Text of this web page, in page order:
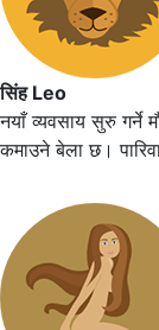
सिंह Leo
नयाँ व्यवसाय सुरु गर्ने
कमाउने बेला छ।